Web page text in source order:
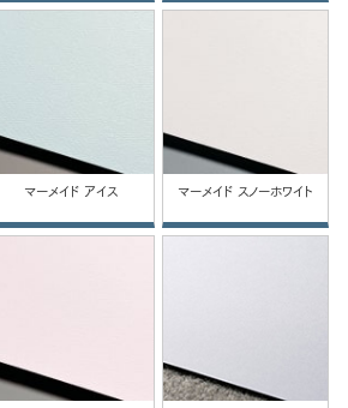
マーメイド アイス マーメイド スノーホワイト